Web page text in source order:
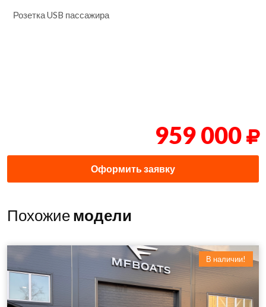
Розетка USB пассажира
959 000
Оформить заявку
Похожиемодели
В наличии!